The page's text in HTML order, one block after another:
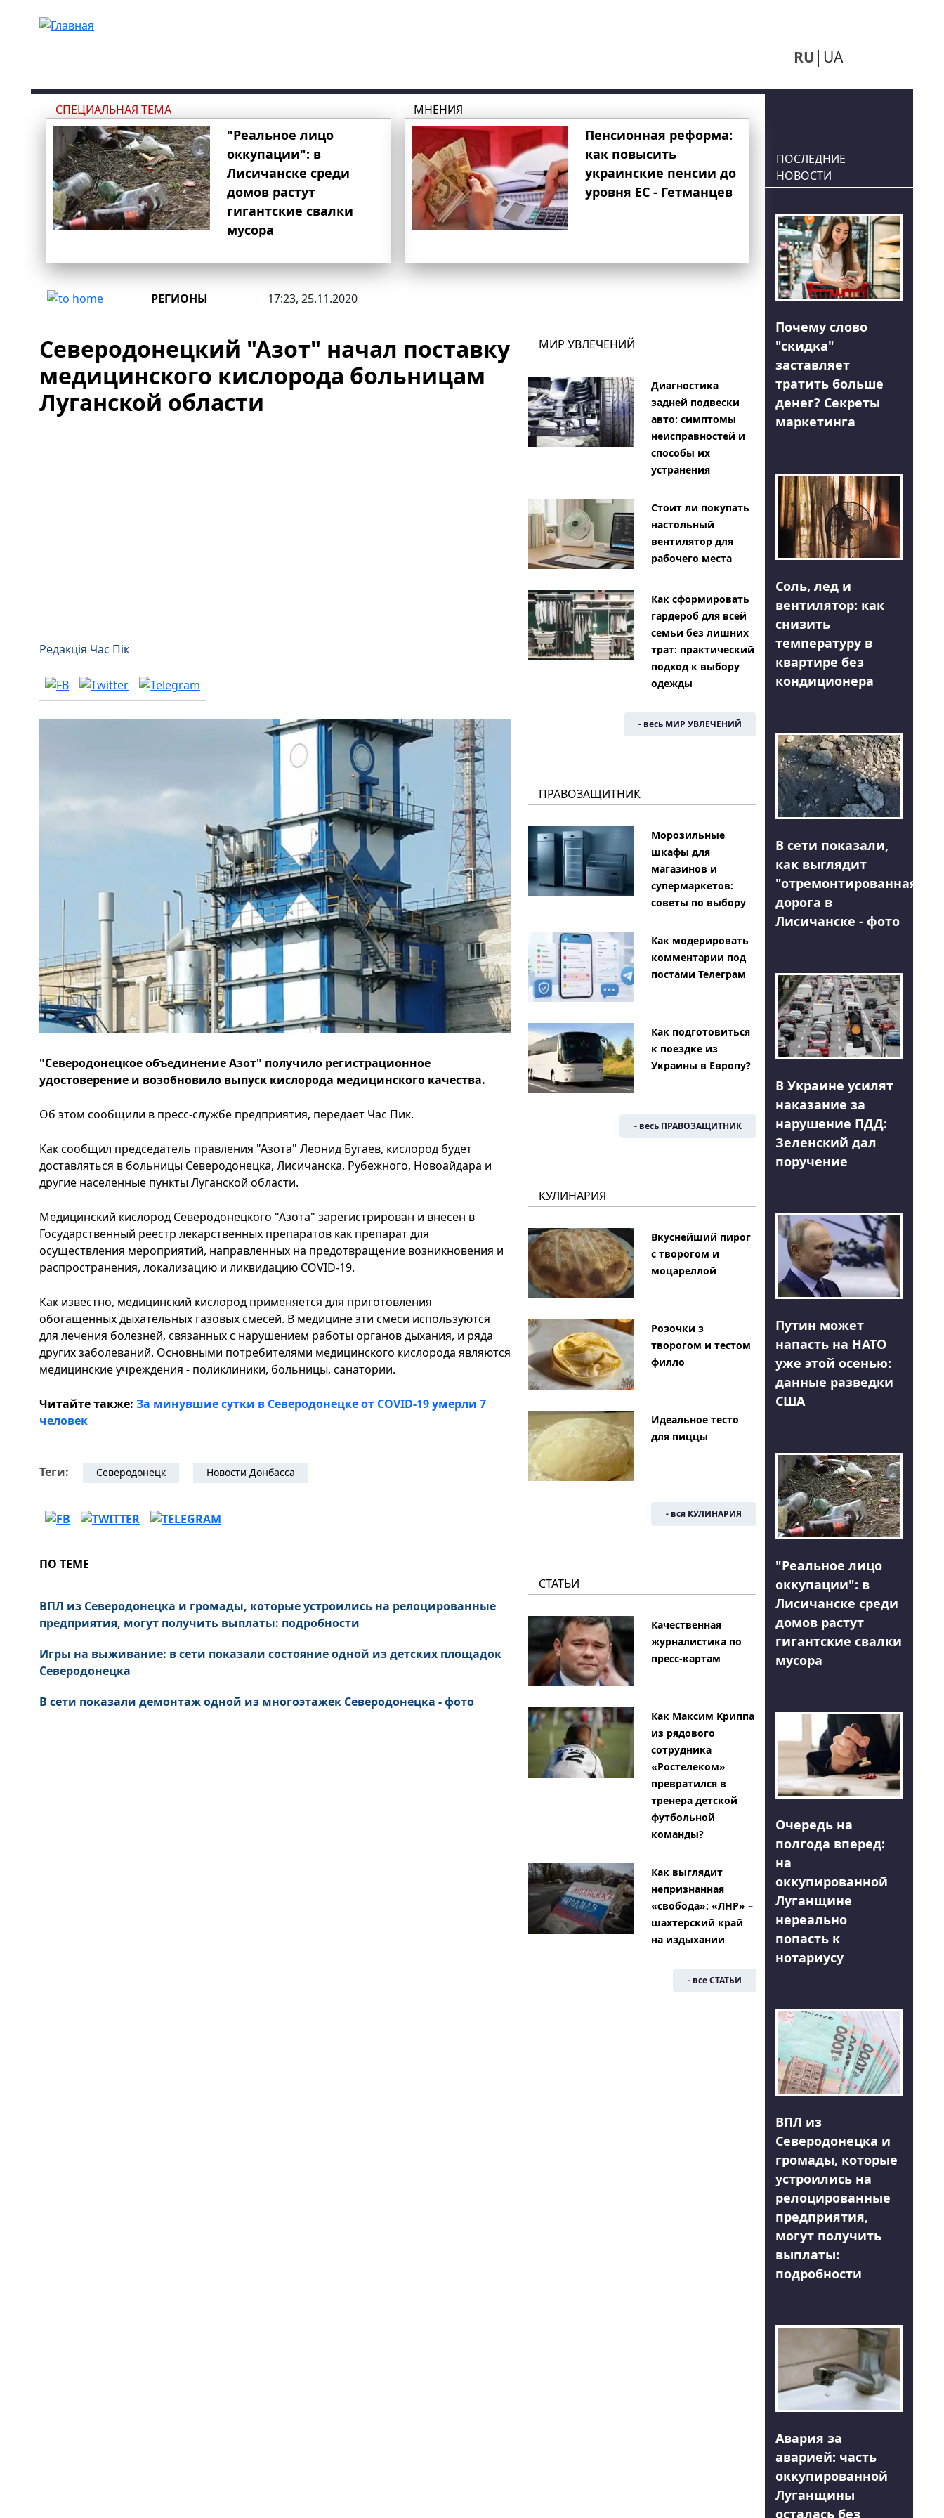
RU UA
СПЕЦИАЛЬНАЯ ТЕМА
"Реальное лицо
оккупации": в
Лисичанске среди
домов растут
гигантские свалки
мусора
МНЕНИЯ
Пенсионная реформа:
как повысить
украинские пенсии до
уровня ЕС - Гетманцев
РЕГИОНЫ 17:23, 25.11.2020
Северодонецкий "Азот" начал поставку
медицинского кислорода больницам
Луганской области
Редакція Час Пік
"Северодонецкое объединение Азот" получило регистрационное
удостоверение и возобновило выпуск кислорода медицинского качества.
Об этом сообщили в пресс-службе предприятия, передает Час Пик.
Как сообщил председатель правления "Азота" Леонид Бугаев, кислород будет
доставляться в больницы Северодонецка, Лисичанска, Рубежного, Новоайдара и
другие населенные пункты Луганской области.
Медицинский кислород Северодонецкого "Азота" зарегистрирован и внесен в
Государственный реестр лекарственных препаратов как препарат для
осуществления мероприятий, направленных на предотвращение возникновения и
распространения, локализацию и ликвидацию COVID-19.
Как известно, медицинский кислород применяется для приготовления
обогащенных дыхательных газовых смесей. В медицине эти смеси используются
для лечения болезней, связанных с нарушением работы органов дыхания, и ряда
других заболеваний. Основными потребителями медицинского кислорода являются
медицинские учреждения - поликлиники, больницы, санатории.
Читайте также: За минувшие сутки в Северодонецке от COVID-19 умерли 7
человек
Теги: Северодонецк Новости Донбасса
ПО ТЕМЕ
ВПЛ из Северодонецка и громады, которые устроились на релоцированные
предприятия, могут получить выплаты: подробности
Игры на выживание: в сети показали состояние одной из детских площадок
Северодонецка
В сети показали демонтаж одной из многоэтажек Северодонецка - фото
МИР УВЛЕЧЕНИЙ
Диагностика
задней подвески
авто: симптомы
неисправностей и
способы их
устранения
Стоит ли покупать
настольный
вентилятор для
рабочего места
Как сформировать
гардероб для всей
семьи без лишних
трат: практический
подход к выбору
одежды
- весь МИР УВЛЕЧЕНИЙ
ПРАВОЗАЩИТНИК
Морозильные
шкафы для
магазинов и
супермаркетов:
советы по выбору
Как модерировать
комментарии под
постами Телеграм
Как подготовиться
к поездке из
Украины в Европу?
- весь ПРАВОЗАЩИТНИК
КУЛИНАРИЯ
Вкуснейший пирог
с творогом и
моцареллой
Розочки з
творогом и тестом
филло
Идеальное тесто
для пиццы
- вся КУЛИНАРИЯ
СТАТЬИ
Качественная
журналистика по
пресс-картам
Как Максим Криппа
из рядового
сотрудника
«Ростелеком»
превратился в
тренера детской
футбольной
команды?
Как выглядит
непризнанная
«свобода»: «ЛНР» –
шахтерский край
на издыхании
- все СТАТЬИ
ПОСЛЕДНИЕ
НОВОСТИ
Почему слово
"скидка"
заставляет
тратить больше
денег? Секреты
маркетинга
Соль, лед и
вентилятор: как
снизить
температуру в
квартире без
кондиционера
В сети показали,
как выглядит
"отремонтированная"
дорога в
Лисичанске - фото
В Украине усилят
наказание за
нарушение ПДД:
Зеленский дал
поручение
Путин может
напасть на НАТО
уже этой осенью:
данные разведки
США
"Реальное лицо
оккупации": в
Лисичанске среди
домов растут
гигантские свалки
мусора
Очередь на
полгода вперед:
на
оккупированной
Луганщине
нереально
попасть к
нотариусу
ВПЛ из
Северодонецка и
громады, которые
устроились на
релоцированные
предприятия,
могут получить
выплаты:
подробности
Авария за
аварией: часть
оккупированной
Луганщины
осталась без